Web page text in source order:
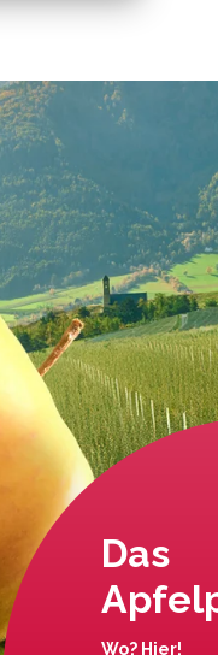
Das
Wo? Hier!